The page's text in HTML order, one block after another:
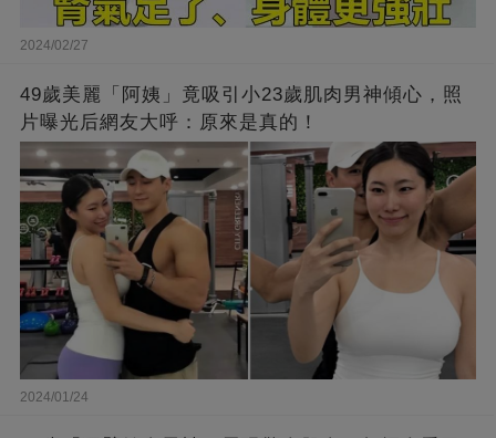
2024/02/27
49歲美麗「阿姨」竟吸引小23歲肌肉男神傾心，照
片曝光后網友大呼：原來是真的！
2024/01/24